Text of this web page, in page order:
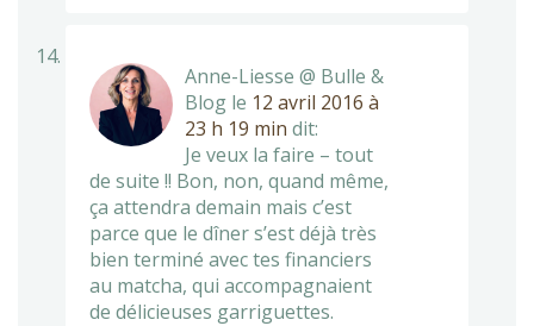
Anne-Liesse @ Bulle &
Blog le 12 avril 2016 à
23 h 19 min dit:
Je veux la faire – tout
de suite !! Bon, non, quand même,
ça attendra demain mais c’est
parce que le dîner s’est déjà très
bien terminé avec tes financiers
au matcha, qui accompagnaient
de délicieuses garriguettes.